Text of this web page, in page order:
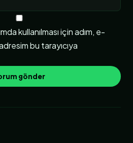
kullanılması için adım, e-
bu tarayıcıya